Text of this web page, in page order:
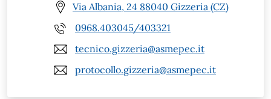
Via Albania, 24 88040 Gizzeria (CZ)
0968.403045/403321
tecnico.gizzeria@asmepec.it
protocollo.gizzeria@asmepec.it